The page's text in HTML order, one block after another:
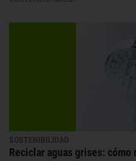
SOSTENIBILIDAD
Reciclar aguas grises: